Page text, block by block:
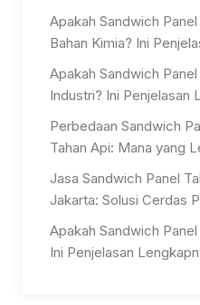
Apakah Sandwich
Bahan Kimia? Ini
Apakah Sandwich
Industri? Ini Penjelasan
Perbedaan Sandwich
Tahan Api: Mana yang
Jasa Sandwich Panel
Jakarta: Solusi Cerdas
Apakah Sandwich
Ini Penjelasan